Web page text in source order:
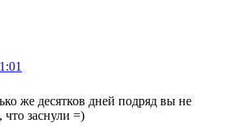
же десятков дней подряд вы не
заснули =)